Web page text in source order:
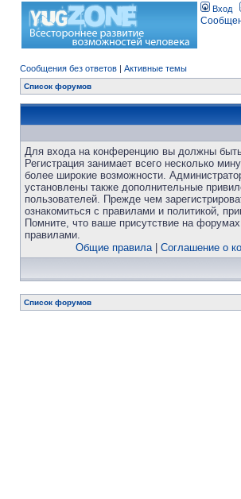
Вход
Сообщения без ответов | Активные темы
Список форумов
Для входа на конференцию вы должны быть
Регистрация занимает всего несколько
более широкие возможности.
установлены также дополнительные
пользователей. Прежде чем
ознакомиться с правилами и политикой,
Помните, что ваше присутствие на
правилами.
Общие правила| Соглашение о
Список форумов